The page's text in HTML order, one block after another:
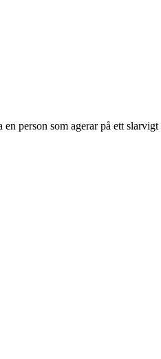
person som agerar på ett slarvigt